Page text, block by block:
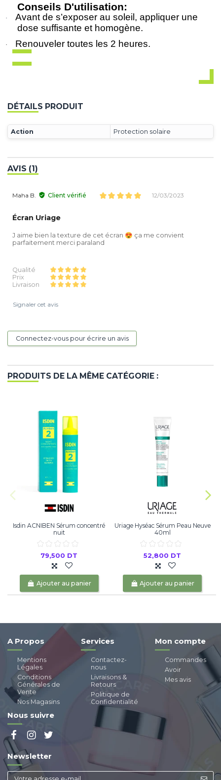
Conseils D'utilisation:
·
Avant de s’exposer au soleil, appliquer une
dose suffisante et homogène.
· Renouveler toutes les 2 heures.
DÉTAILS PRODUIT
Action Protection solaire
AVIS (1)
Maha B. Client vérifié 12/03/2023
Écran Uriage
J aime bien la texture de cet écran 😍 ça me convient
parfaitement merci paraland
Qualité
Prix
Livraison
Signaler cet avis
Connectez-vous pour écrire un avis
PRODUITS DE LA MÊME CATÉGORIE :
Isdin ACNIBEN Sérum concentré
nuit
79,500 DT
Ajouter au panier
Uriage Hyséac Sérum Peau Neuve
40ml
52,800 DT
Ajouter au panier
A Propos
Mentions
Légales
Conditions
Générales de
Vente
Nos Magasins
Services
Contactez-
nous
Livraisons &
Retours
Politique de
Confidentialité
Mon compte
Commandes
Avoir
Mes avis
Nous suivre
Newsletter